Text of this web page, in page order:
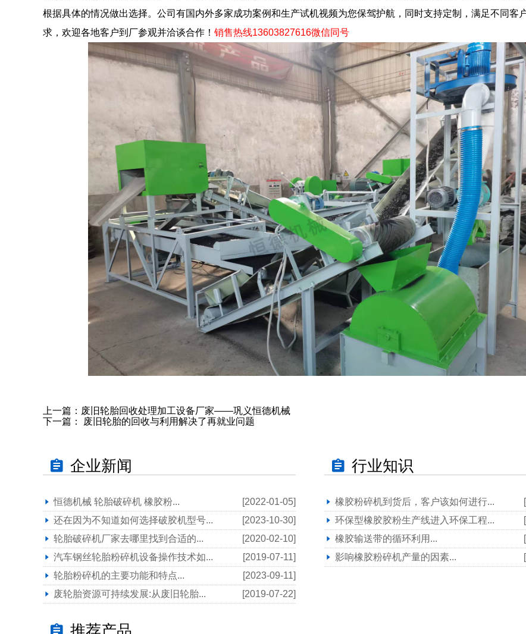
根据具体的情况做出选择。公司有国内外多家成功案例和生产试机视频为您保驾护航，同时支持定制，满足不同客
求，欢迎各地客户到厂参观并洽谈合作！ 销售热线13603827616微信同号
上一篇： 废旧轮胎回收处理加工设备厂家——巩义恒德机械
下一篇：
废旧轮胎的回收与利用解决了再就业问题
企业新闻
恒德机械 轮胎破碎机 橡胶粉...
[2022-01-05]
还在因为不知道如何选择破胶机型号...
[2023-10-30]
轮胎破碎机厂家去哪里找到合适的...
[2020-02-10]
汽车钢丝轮胎粉碎机设备操作技术如...
[2019-07-11]
轮胎粉碎机的主要功能和特点...
[2023-09-11]
废轮胎资源可持续发展:从废旧轮胎...
[2019-07-22]
行业知识
橡胶粉碎机到货后，客户该如何进行...
环保型橡胶胶粉生产线进入环保工程...
橡胶输送带的循环利用...
影响橡胶粉碎机产量的因素...
推荐产品